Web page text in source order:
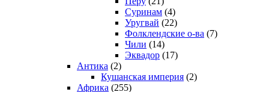
Суринам (4)
Уругвай (22)
Фолклендские о-ва (7)
Чили (14)
Эквадор (17)
Антика (2)
Кушанская империя (2)
Африка (255)